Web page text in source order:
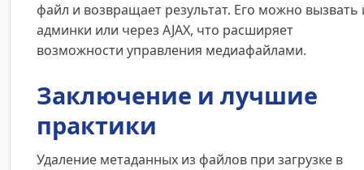
файл и возвращает результат. Его можно вызвать
админки или через AJAX, что расширяет
возможности управления медиафайлами.
Заключение и лучшие
практики
Удаление метаданных из файлов при загрузке в